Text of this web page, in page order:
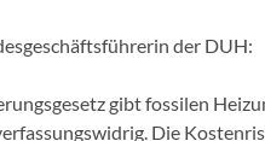
der DUH:
gibt fossilen
Die